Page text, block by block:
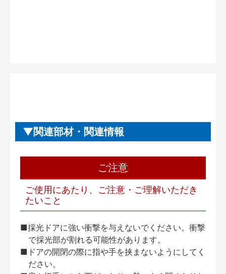
関連部材・関連情報
ご注意
ご使用にあたり、ご注意・ご理解いただき
たいこと
■採光ドアに強い衝撃を与えないでください。衝撃
で採光部が割れる可能性があります。
■ドアの開閉の際に指や手を挟まないようにしてく
ださい。